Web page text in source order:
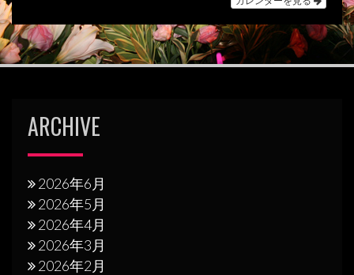
ン
ARCHIVE
2026年6月
2026年5月
2026年4月
2026年3月
2026年2月